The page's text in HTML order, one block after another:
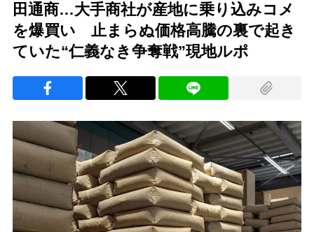
田通商…大手商社が産地に乗り込みコメ
を爆買い 止まらぬ価格高騰の裏で起き
ていた“仁義なき争奪戦”現地ルポ